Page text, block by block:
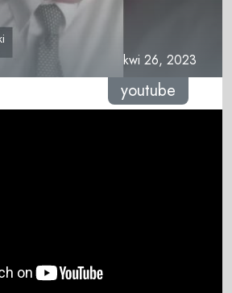
kwi 26, 2023
youtube